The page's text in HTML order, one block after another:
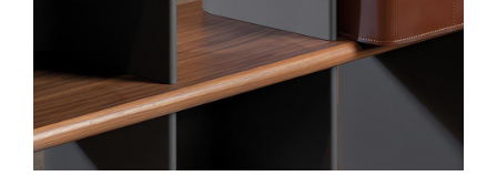
UREDSKI
HOTELSKI